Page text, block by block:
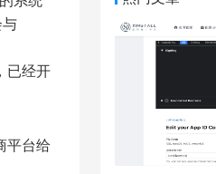
已经开
平台给